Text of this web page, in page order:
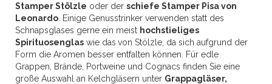
Stamper Stölzle oder der schiefe Stamper Pisa von
Leonardo Einige Genusstrinker verwenden statt des
Schnapsglases gerne ein meist hochstieliges
Spirituosenglas wie das von Stölzle, da sich aufgrund der
Form die Aromen besser entfalten können. Für edle
Grappen, Brände, Portweine und Cognacs finden Sie eine
große Auswahl an Kelchgläsern unter Grappagläser,